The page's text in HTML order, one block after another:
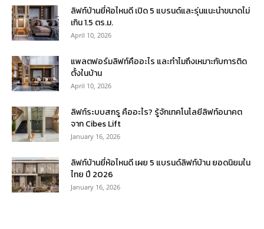
ลิฟท์บ้านยี่ห้อไหนดี เปิด 5 แบรนด์และรุ่นแนะนำขนาดไม่
เกิน 1.5 ตร.ม.
April 10, 2026
แพลตฟอร์มลิฟท์คืออะไร และทำไมถึงเหมาะกับการติด
ตั้งในบ้าน
April 10, 2026
ลิฟท์ระบบสกรู คืออะไร? รู้จักเทคโนโลยีลิฟท์อนาคต
จาก Cibes Lift
January 16, 2026
ลิฟท์บ้านยี่ห้อไหนดี เผย 5 แบรนด์ลิฟท์บ้าน ยอดนิยมใน
ไทย ปี 2026
January 16, 2026